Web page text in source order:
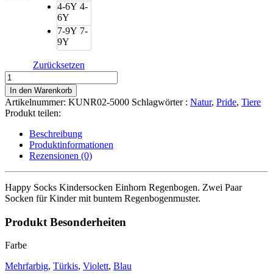
4-6Y 4-
6Y
7-9Y 7-
9Y
Zurücksetzen
Happy
Socks
Kindersocken
Einhorn
Regenbogen
Paar
Menge
In den Warenkorb
Artikelnummer: KUNR02-5000 Schlagwörter : Natur, Pride, Tiere
Produkt teilen:
Beschreibung
Produktinformationen
Rezensionen (0)
Happy Socks Kindersocken Einhorn Regenbogen. Zwei Paar
Socken für Kinder mit buntem Regenbogenmuster.
Produkt Besonderheiten
Farbe
Mehrfarbig, Türkis, Violett, Blau